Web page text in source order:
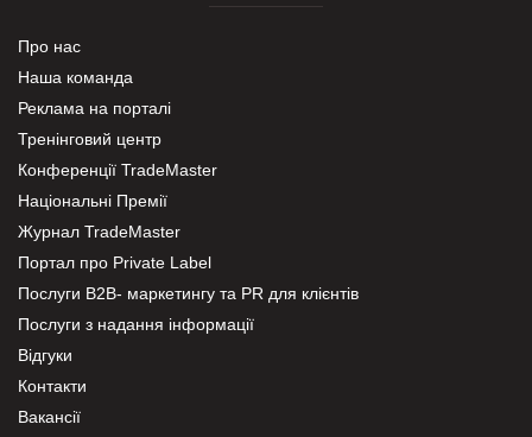
Про нас
Наша команда
Реклама на порталі
Тренінговий центр
Конференції TradeMaster
Національні Премії
Журнал TradeMaster
Портал про Private Label
Послуги В2В- маркетингу та PR для клієнтів
Послуги з надання інформації
Відгуки
Контакти
Вакансії